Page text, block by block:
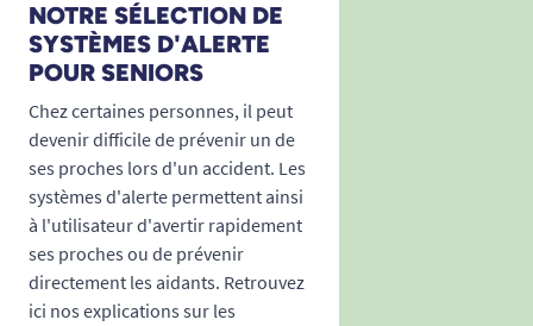
NOTRE SÉLECTION DE
SYSTÈMES D'ALERTE
POUR SENIORS
Chez certaines personnes, il peut
devenir difficile de prévenir un de
ses proches lors d'un accident. Les
systèmes d'alerte permettent ainsi
à l'utilisateur d'avertir rapidement
ses proches ou de prévenir
directement les aidants. Retrouvez
ici nos explications sur les